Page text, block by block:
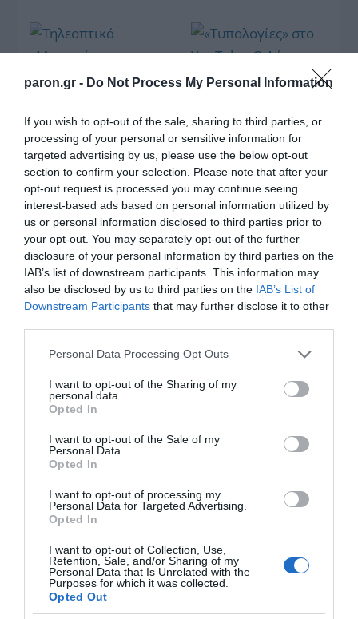
paron.gr - Do Not Process My Personal Information
If you wish to opt-out of the sale, sharing to third parties, or
processing of your personal or sensitive information for
targeted advertising by us, please use the below opt-out
section to confirm your selection. Please note that after your
opt-out request is processed you may continue seeing
interest-based ads based on personal information utilized by
us or personal information disclosed to third parties prior to
your opt-out. You may separately opt-out of the further
disclosure of your personal information by third parties on the
IAB’s list of downstream participants. This information may
also be disclosed by us to third parties on the IAB’s List of
Downstream Participants that may further disclose it to other
Please note that this website/app uses one or more Google
not limited to your visit or usage behaviour. You may click to
grant or deny consent to Google and its third-party tags to
use your data for below specified purposes in below Google
consent section.
Personal Data Processing Opt Outs
I want to opt-out of the Sharing of my
personal data.
Opted In
I want to opt-out of the Sale of my
Personal Data.
Opted In
I want to opt-out of processing my
Personal Data for Targeted Advertising.
Opted In
I want to opt-out of Collection, Use,
Retention, Sale, and/or Sharing of my
Personal Data that Is Unrelated with the
Purposes for which it was collected.
Opted Out
Τηλεοπτικά
«Μαγειρέματα»,
Ψηφιακοί Πόλεμοι και
ένα… Τσουνάμι
Αλλαγών: Η Εβδομάδα
που Ανακάτεψε την
Ελληνικών Media
«Τυπολογίες» στο
YouTube: Ο Δήμος
Βερύκιος ανοίγει τα
χαρτιά του – Vidcast
κυβέρνηση
Ξορκίζουν τις διπλές
εκλογές στο Μαξίμου